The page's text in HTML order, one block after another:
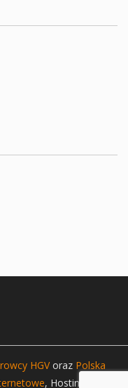
HGVoraz Polska
, Hosting